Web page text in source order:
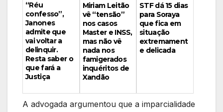
“Réu
confesso”,
Janones
admite que
vai voltar a
delinquir.
Resta saber o
que fará a
Justiça
Miriam Leitão
vê “tensão”
nos casos
Master e INSS,
mas não vê
nada nos
famigerados
inquéritos de
Xandão
STF dá 15 dias
para Soraya
que fica em
situação
extremament
e delicada
A advogada argumentou que a imparcialidade